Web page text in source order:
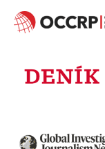
Gelovanima,
zákoně v
Účel platby
finanční
Jestli se tak